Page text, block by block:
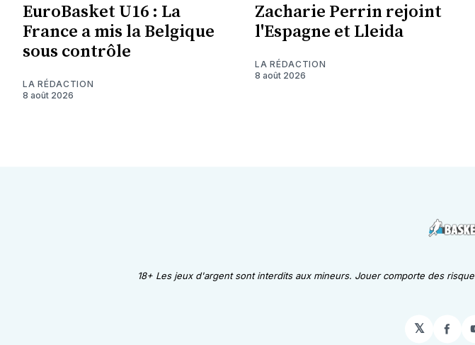
EuroBasket U16 : La
France a mis la Belgique
sous contrôle
LA RÉDACTION
8 août 2026
Zacharie Perrin rejoint
l'Espagne et Lleida
LA RÉDACTION
8 août 2026
18+ Les jeux d'argent sont interdits aux mineurs. Jouer comporte des
𝕏